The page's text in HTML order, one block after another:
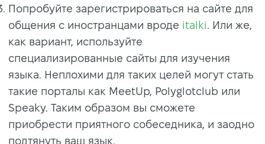
Попробуйте зарегистрироваться на сайте для
общения с иностранцами вроде italki
. Или же,
как вариант, используйте
специализированные сайты для изучения
языка. Неплохими для таких целей могут стать
такие порталы как MeetUp, Polyglotclub или
Speaky. Таким образом вы сможете
приобрести приятного собеседника, и заодно
подтянуть ваш язык.